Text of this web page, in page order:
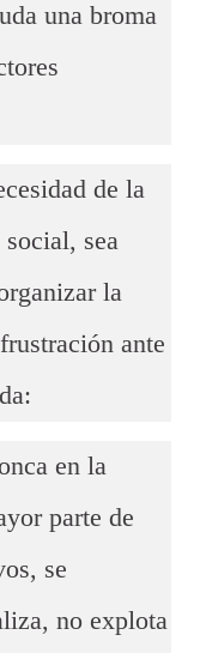
una broma
de la
sea
la
ante
en la
parte de
se
no explota